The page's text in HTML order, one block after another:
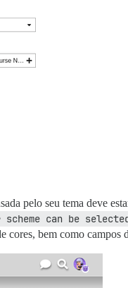
pelo seu tema deve
scheme can be
cores, bem como campos